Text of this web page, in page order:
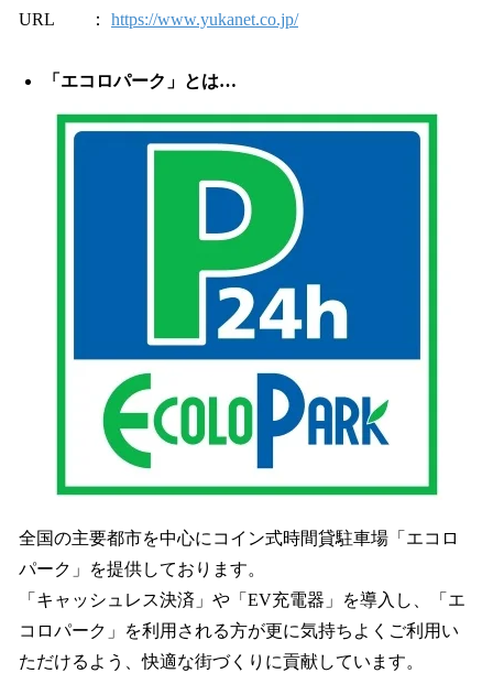
URL ： https://www.yukanet.co.jp/
「エコロパーク」とは…
全国の主要都市を中心にコイン式時間貸駐車場「エコロ
パーク」を提供しております。
「キャッシュレス決済」や「EV充電器」を導入し、「エ
コロパーク」を利用される方が更に気持ちよくご利用い
ただけるよう、快適な街づくりに貢献しています。